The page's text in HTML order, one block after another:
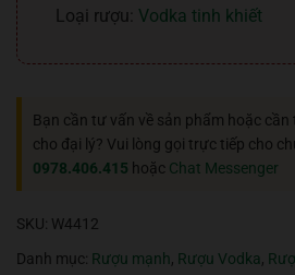
Loại rượu: Vodka tinh khiết
Bạn cần tư vấn về sản phẩm hoặc
cho đại lý? Vui lòng gọi trực tiếp cho
0978.406.415 hoặc Chat Messenger
SKU: W4412
Danh mục: Rượu mạnh, Rượu Vodka,